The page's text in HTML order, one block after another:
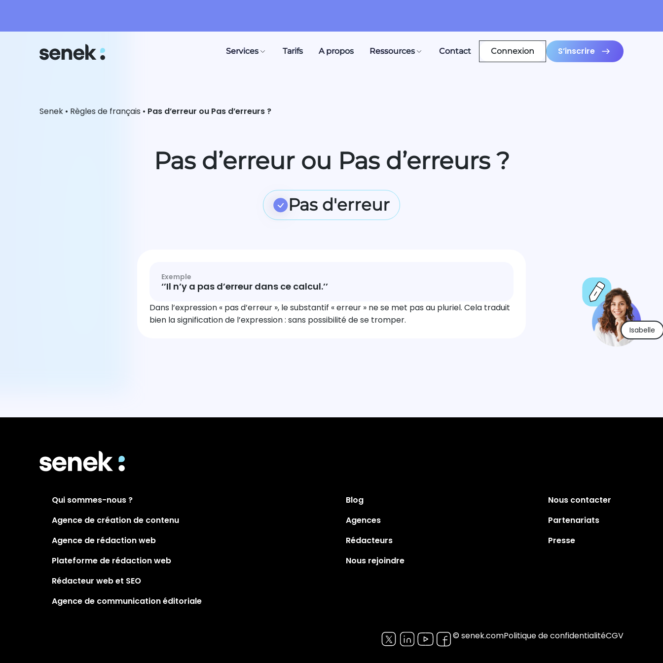
Services Tarifs A propos Ressources Contact Connexion S’inscrire
Senek • Règles de français • Pas d’erreur ou Pas d’erreurs ?
Pas d’erreur ou Pas d’erreurs ?
Pas d'erreur
Exemple
‘’Il n’y a pas d’erreur dans ce calcul.’’
Dans l’expression « pas d’erreur », le substantif « erreur » ne se met pas au pluriel. Cela traduit
bien la signification de l’expression : sans possibilité de se tromper.
Isabelle
Qui sommes-nous ?
Agence de création de contenu
Agence de rédaction web
Plateforme de rédaction web
Rédacteur web et SEO
Agence de communication éditoriale
Blog
Agences
Rédacteurs
Nous rejoindre
Nous contacter
Partenariats
Presse
© senek.comPolitique de confidentialitéCGV